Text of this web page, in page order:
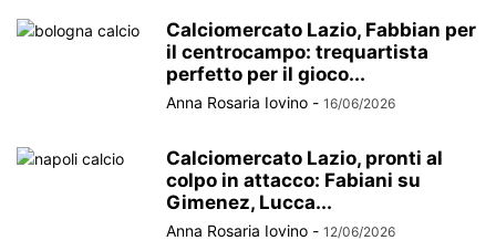
Calciomercato Lazio, Fabbian per
il centrocampo: trequartista
perfetto per il gioco...
Anna Rosaria Iovino - 16/06/2026
Calciomercato Lazio, pronti al
colpo in attacco: Fabiani su
Gimenez, Lucca...
Anna Rosaria Iovino - 12/06/2026